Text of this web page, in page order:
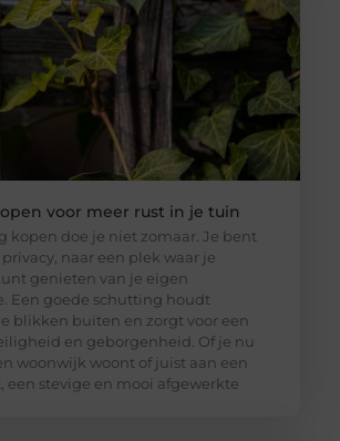
voor meer rust in je tuin
kopen doe je niet zomaar. Je bent
naar een plek waar je
genieten van je eigen
Een goede schutting houdt
blikken buiten en zorgt voor een
en geborgenheid. Of je nu
woonwijk woont of juist aan een
een stevige en mooi afgewerkte